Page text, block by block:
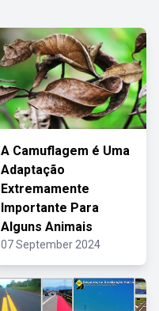
A Camuflagem é Uma
Adaptação
Extremamente
Importante Para
Alguns Animais
07 September 2024